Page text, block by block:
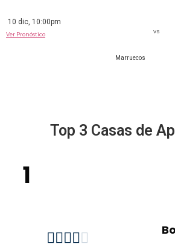
10 dic, 10:00pm
Ver Pronóstico
Marruecos
VS
Top 3 Casas de
1
    